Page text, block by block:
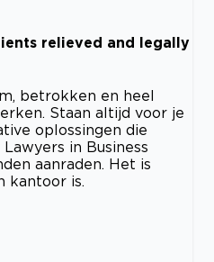
relieved and legally
betrokken en heel
Staan altijd voor je
oplossingen die
in Business
aanraden. Het is
kantoor is.